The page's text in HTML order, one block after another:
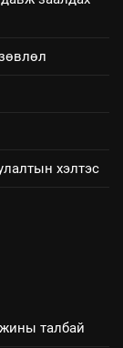
хийсэн
мөрдөж
хэлтэс
талбай